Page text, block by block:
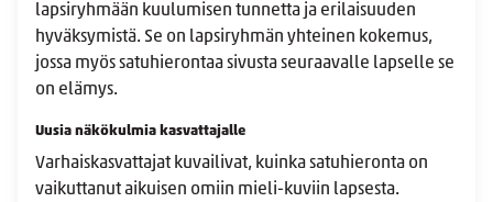
lapsiryhmään kuulumisen tunnetta ja erilaisuuden
hyväksymistä. Se on lapsiryhmän yhteinen kokemus,
jossa myös satuhierontaa sivusta seuraavalle lapselle se
on elämys.
Uusia näkökulmia kasvattajalle
Varhaiskasvattajat kuvailivat, kuinka satuhieronta on
vaikuttanut aikuisen omiin mieli-kuviin lapsesta.